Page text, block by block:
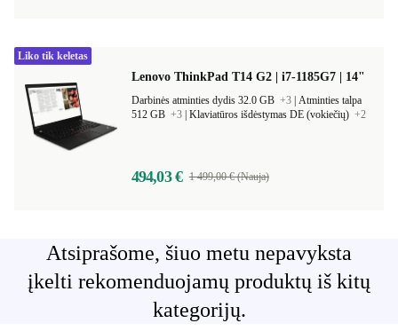
Lenovo ThinkPad T14 G2 | i7-1185G7 | 14"
Darbinės atminties dydis 32.0 GB +3 Atminties talpa
512 GB +3 Klaviatūros išdėstymas DE (vokiečių) +2
494,03 € 1 499,00 € (Nauja)
Liko tik keletas
Atsiprašome, šiuo metu nepavyksta
įkelti rekomenduojamų produktų iš kitų
kategorijų.